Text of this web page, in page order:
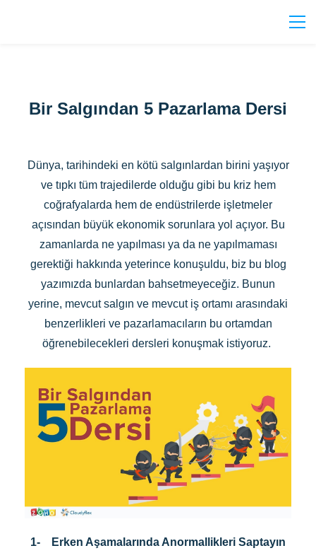
Bir Salgından 5 Pazarlama Dersi
Dünya, tarihindeki en kötü salgınlardan birini yaşıyor
ve tıpkı tüm trajedilerde olduğu gibi bu kriz hem
coğrafyalarda hem de endüstrilerde işletmeler
açısından büyük ekonomik sorunlara yol açıyor. Bu
zamanlarda ne yapılması ya da ne yapılmaması
gerektiği hakkında yeterince konuşuldu, biz bu blog
yazımızda bunlardan bahsetmeyeceğiz. Bunun
yerine, mevcut salgın ve mevcut iş ortamı arasındaki
benzerlikleri ve pazarlamacıların bu ortamdan
öğrenebilecekleri dersleri konuşmak istiyoruz.
1-
Erken Aşamalarında Anormallikleri Saptayın